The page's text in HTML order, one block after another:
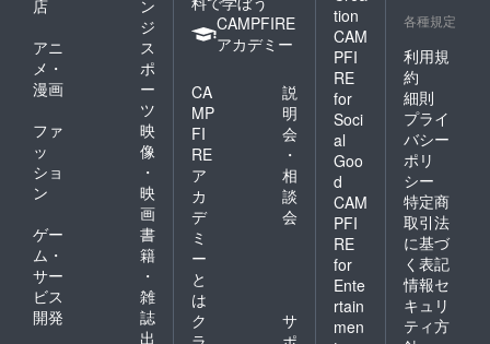
「オリ
ティッ
シュ
ボック
ス」を
送らせ
ていた
だきま
す。何
卒ご理
解いた
だけま
すよ
う、よ
ろしく
お願い
申し上
店
ン
ジ
アニ
メ・
漫画
ス
ポ
ー
ツ
ファ
ッ
ショ
ン
映
像
・
映
画
ゲー
ム・
サー
ビス
開発
書
籍
・
雑
誌
出
CAMPFIRE
アカデミー
CA
MP
FI
RE
ア
カ
デ
ミ
ー
と
は
説
明
会
・
相
談
会
ク
サ
tion
CAM
PFI
RE
for
Soci
al
Goo
d
CAM
PFI
RE
for
Ente
rtain
men
各種規定
利用規
約
細則
プライ
バシー
ポリ
シー
特定商
取引法
に基づ
く表記
情報セ
キュリ
ティ方